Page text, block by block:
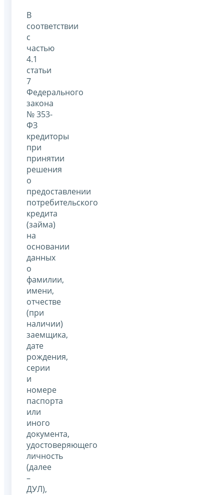
В
соответствии
с
частью
4.1
статьи
7
Федерального
закона
№ 353-
ФЗ
кредиторы
при
принятии
решения
о
предоставлении
потребительского
кредита
(займа)
на
основании
данных
о
фамилии,
имени,
отчестве
(при
наличии)
заемщика,
дате
рождения,
серии
и
номере
паспорта
или
иного
документа,
удостоверяющего
личность
(далее
–
ДУЛ),